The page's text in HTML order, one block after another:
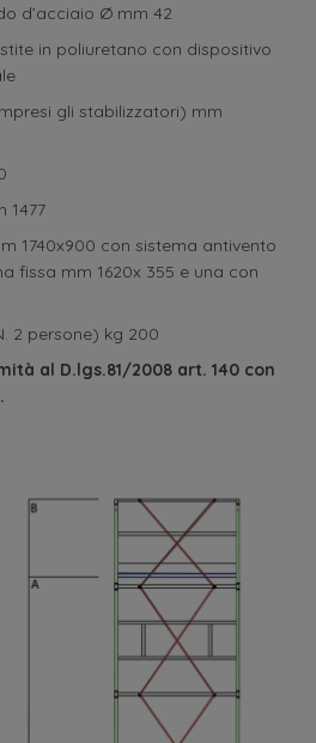
d’acciaio Ø mm 42
in poliuretano con dispositivo
gli stabilizzatori) mm
1477
1740x900 con sistema antivento
fissa mm 1620x 355 e una con
2 persone) kg 200
al D.lgs.81/2008 art. 140 con